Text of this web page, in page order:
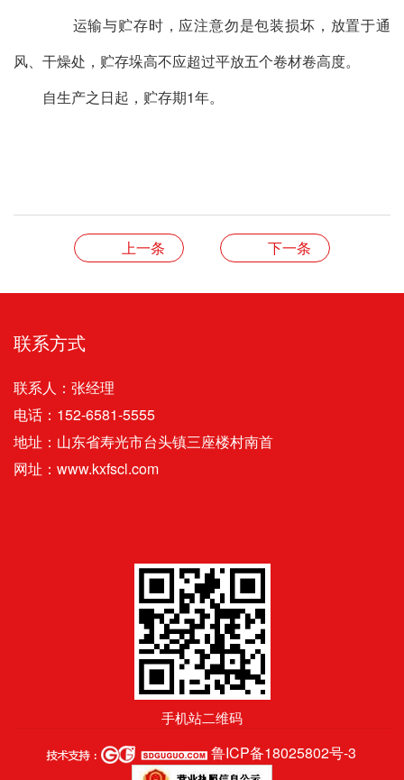
运输与贮存时，应注意勿是包装损坏，放置于通
风、干燥处，贮存垛高不应超过平放五个卷材卷高度。
自生产之日起，贮存期1年。
上一条 下一条
联系方式
联系人：张经理
电话：152-6581-5555
地址：山东省寿光市台头镇三座楼村南首
网址：www.kxfscl.com
手机站二维码
鲁ICP备18025802号-3